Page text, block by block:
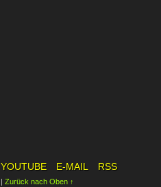
YOUTUBE E-MAIL RSS
| Zurück nach Oben ↑